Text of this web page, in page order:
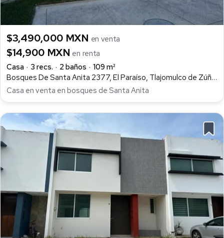
$3,490,000 MXN en venta
$14,900 MXN en renta
Casa
3 recs. 2 baños
109 m²
Bosques De Santa Anita 2377, El Paraíso, Tlajomulco de Zúñiga
Casa en venta en bosques de Santa Anita